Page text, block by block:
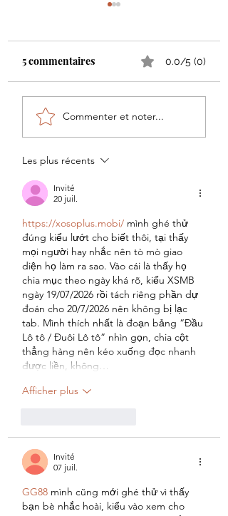
5 pépites musicales
méconnues pour
5 commentaires 0.0/5 (0)
Commenter et noter...
Les plus récents
Invité
20 juil.
https://xosoplus.mobi/ mình ghé thử
đúng kiểu lướt cho biết thôi, tại thấy
mọi người hay nhắc nên tò mò giao
diện họ làm ra sao. Vào cái là thấy họ
chia mục theo ngày khá rõ, kiểu XSMB
ngày 19/07/2026 rồi tách riêng phần dự
đoán cho 20/7/2026 nên không bị lạc
tab. Mình thích nhất là đoạn bảng “Đầu
Lô tô / Đuôi Lô tô” nhìn gọn, chia cột
thẳng hàng nên kéo xuống đọc nhanh
được liền, không…
Afficher plus
Invité
07 juil.
GG88 mình cũng mới ghé thử vì thấy
bạn bè nhắc hoài, kiểu vào xem cho